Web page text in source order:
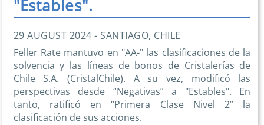
"Estables".
29 AUGUST 2024 - SANTIAGO, CHILE
Feller Rate mantuvo en "AA-" las clasificaciones de la
solvencia y las líneas de bonos de Cristalerías de
Chile S.A. (CristalChile). A su vez, modificó las
perspectivas desde “Negativas” a "Estables". En
tanto, ratificó en “Primera Clase Nivel 2” la
clasificación de sus acciones.